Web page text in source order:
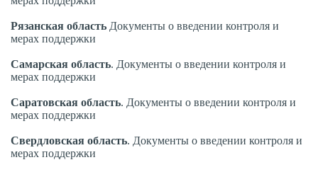
Рязанская область Документы о введении контроля и
мерах поддержки
Самарская область. Документы о введении контроля и
мерах поддержки
Саратовская область. Документы о введении контроля и
мерах поддержки
Свердловская область. Документы о введении контроля и
мерах поддержки